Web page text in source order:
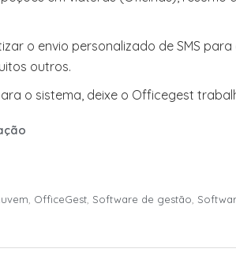
o envio personalizado de SMS
outros.
o sistema, deixe o Officegest
OfficeGest Software de gestão